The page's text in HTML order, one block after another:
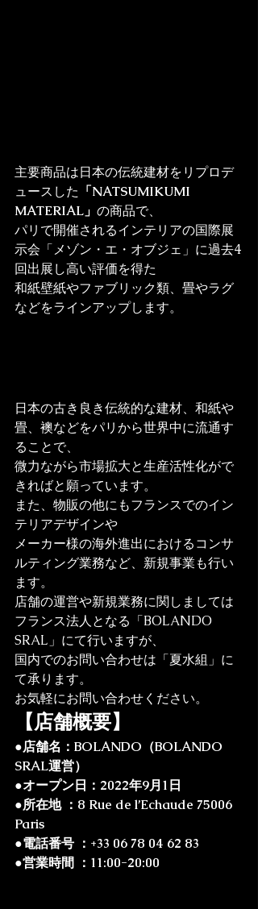
主要商品は日本の伝統建材をリプロデ
ュースした 「NATSUMIKUMI
MATERIAL」 の商品で、
パリで開催されるインテリアの国際展
示会「メゾン・エ・オブジェ」に過去4
回出展し高い評価を得た
和紙壁紙やファブリック類、畳やラグ
などをラインアップします。
日本の古き良き伝統的な建材、和紙や
畳、襖などをパリから世界中に流通す
ることで、
微力ながら市場拡大と生産活性化がで
きればと願っています。
また、物販の他にもフランスでのイン
テリアデザインや
メーカー様の海外進出におけるコンサ
ルティング業務など、新規事業も行い
ます。
店舗の運営や新規業務に関しましては
フランス法人となる「BOLANDO
SRAL」にて行いますが、
国内でのお問い合わせは「夏水組」に
て承ります。
お気軽にお問い合わせください。
【店舗概要】
●店舗名：BOLANDO（BOLANDO
SRAL運営）
●オープン日：2022年9月1日
●所在地 ：8 Rue de l’Echaude 75006
Paris
●電話番号 ：+33 06 78 04 62 83
●営業時間 ：11:00-20:00